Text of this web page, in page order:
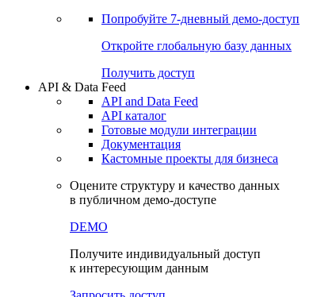
Попробуйте 7-дневный демо-доступ
Откройте глобальную базу данных
Получить доступ
API & Data Feed
API and Data Feed
API каталог
Готовые модули интеграции
Документация
Кастомные проекты для бизнеса
Оцените структуру и качество данных
в публичном демо-доступе
DEMO
Получите индивидуальный доступ
к интересующим данным